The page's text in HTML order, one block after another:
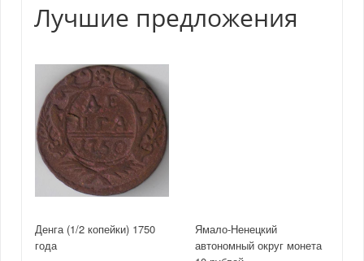
Лучшие предложения
Денга (1/2 копейки) 1750
года
Ямало-Ненецкий
автономный округ монета